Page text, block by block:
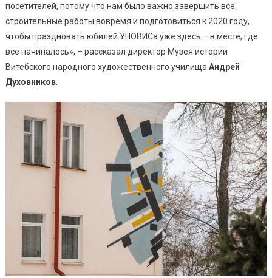
посетителей, потому что нам было важно завершить все
строительные работы вовремя и подготовиться к 2020 году,
чтобы праздновать юбилей УНОВИСа уже здесь – в месте, где
все начиналось», – рассказал директор Музея истории
Витебского народного художественного училища Андрей
Духовников.